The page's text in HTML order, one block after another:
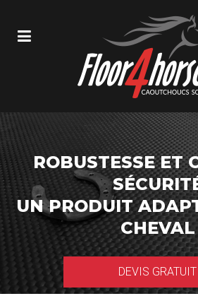
ROBUSTESSE ET
UN PRODUIT
CHEVAL
DEVIS GRATUIT